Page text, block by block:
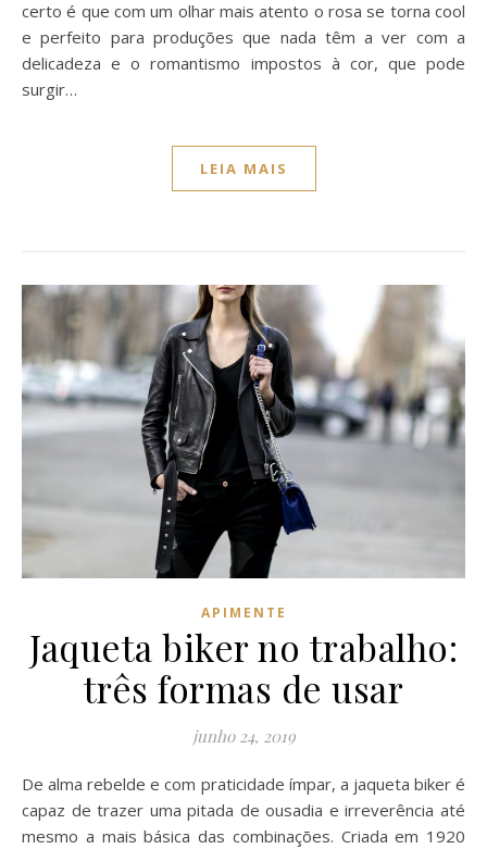
certo é que com um olhar mais atento o rosa se torna cool
e perfeito para produções que nada têm a ver com a
delicadeza e o romantismo impostos à cor, que pode
surgir…
LEIA MAIS
APIMENTE
Jaqueta biker no trabalho:
três formas de usar
junho 24, 2019
De alma rebelde e com praticidade ímpar, a jaqueta biker é
capaz de trazer uma pitada de ousadia e irreverência até
mesmo a mais básica das combinações. Criada em 1920